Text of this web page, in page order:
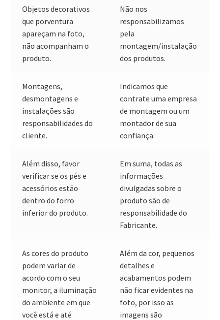
Objetos decorativos
que porventura
apareçam na foto,
não acompanham o
produto.
Não nos
responsabilizamos
pela
montagem/instalação
dos produtos.
Montagens,
desmontagens e
instalações são
responsabilidades do
cliente.
Indicamos que
contrate uma empresa
de montagem ou um
montador de sua
confiança.
Além disso, favor
verificar se os pés e
acessórios estão
dentro do forro
inferior do produto.
Em suma, todas as
informações
divulgadas sobre o
produto são de
responsabilidade do
Fabricante.
As cores do produto
podem variar de
acordo com o seu
monitor, a iluminação
do ambiente em que
você está e até
Além da cor, pequenos
detalhes e
acabamentos podem
não ficar evidentes na
foto, por isso as
imagens são